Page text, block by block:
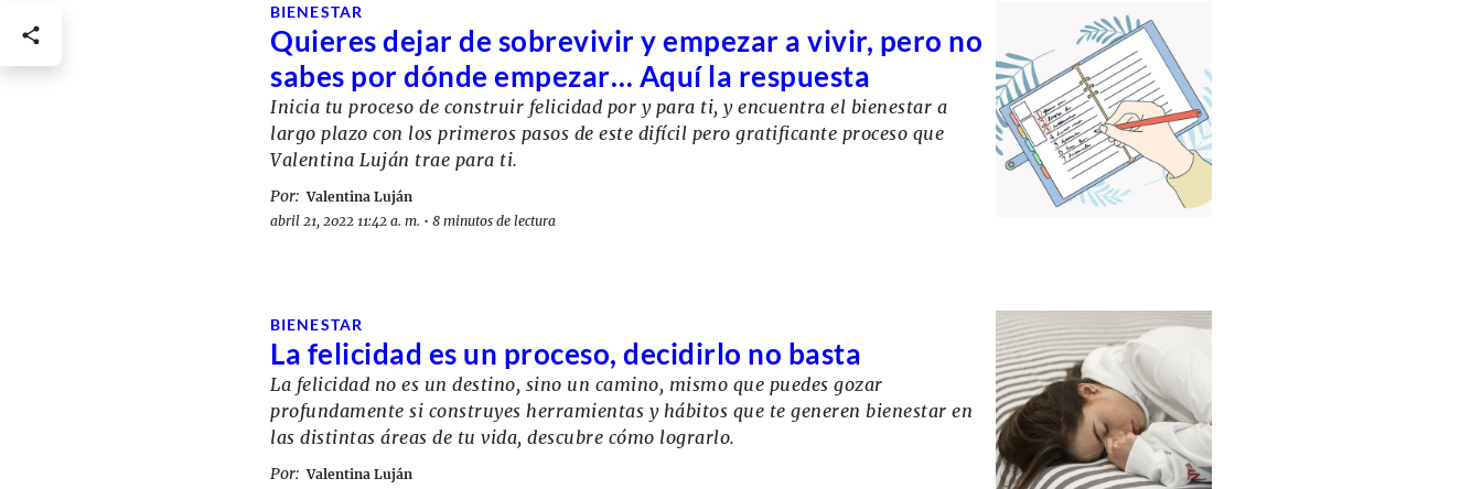
BIENESTAR
Quieres dejar de sobrevivir y empezar a vivir, pero no
sabes por dónde empezar… Aquí la respuesta
Inicia tu proceso de construir felicidad por y para ti, y encuentra el bienestar a
largo plazo con los primeros pasos de este difícil pero gratificante proceso que
Valentina Luján trae para ti.
Por: Valentina Luján
abril 21, 2022 11:42 a. m. • 8 minutos de lectura
BIENESTAR
La felicidad es un proceso, decidirlo no basta
La felicidad no es un destino, sino un camino, mismo que puedes gozar
profundamente si construyes herramientas y hábitos que te generen bienestar en
las distintas áreas de tu vida, descubre cómo lograrlo.
Por: Valentina Luján